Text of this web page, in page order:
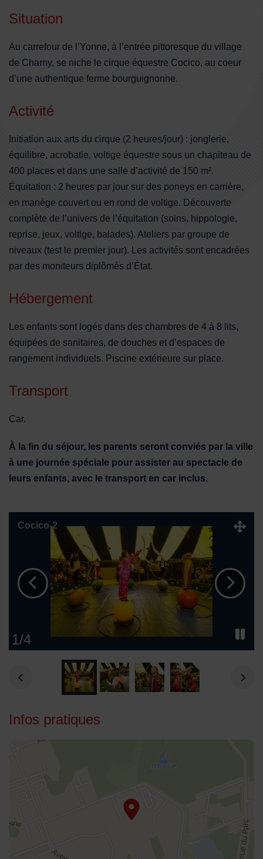
Situation
Au carrefour de l’Yonne, à l’entrée pittoresque du village
de Charny, se niche le cirque équestre Cocico, au coeur
d’une authentique ferme bourguignonne.
Activité
Initiation aux arts du cirque (2 heures/jour) : jonglerie,
équilibre, acrobatie, voltige équestre sous un chapiteau de
400 places et dans une salle d’activité de 150 m².
Équitation : 2 heures par jour sur des poneys en carrière,
en manège couvert ou en rond de voltige. Découverte
complète de l’univers de l’équitation (soins, hippologie,
reprise, jeux, voltige, balades). Ateliers par groupe de
niveaux (test le premier jour). Les activités sont encadrées
par des moniteurs diplômés d’État.
Hébergement
Les enfants sont logés dans des chambres de 4 à 8 lits,
équipées de sanitaires, de douches et d’espaces de
rangement individuels. Piscine extérieure sur place.
Transport
Car.
À la fin du séjour, les parents seront conviés par la ville
à une journée spéciale pour assister au spectacle de
leurs enfants, avec le transport en car inclus.
1/4
Cocico-2
Infos pratiques
48.951202,2.570753